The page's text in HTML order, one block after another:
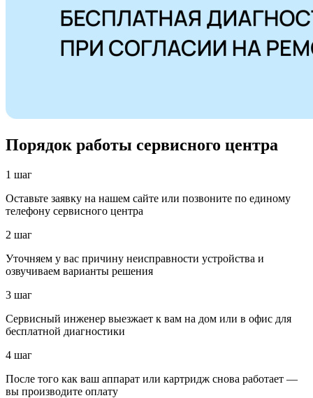
Порядок работы сервисного центра
1 шаг
Оставьте заявку на нашем сайте или позвоните по единому
телефону сервисного центра
2 шаг
Уточняем у вас причину неисправности устройства и
озвучиваем варианты решения
3 шаг
Сервисный инженер выезжает к вам на дом или в офис для
бесплатной диагностики
4 шаг
После того как ваш аппарат или картридж снова работает —
вы производите оплату